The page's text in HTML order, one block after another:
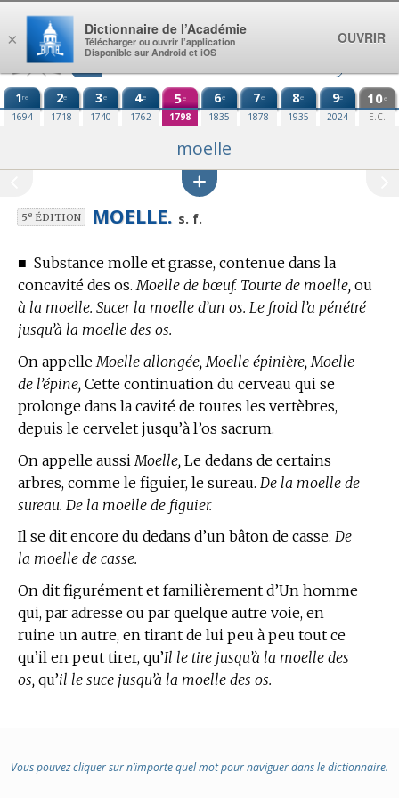
Aller au contenu
1re
1694
2e
1718
3e
1740
4e
1762
5e
1798
6e
1835
7e
1878
8e
1935
9e
2024
10e
E.C.
moelle
5eÉDITION MOELLE. s. f.
■ Substance molle et grasse, contenue dans la
concavité des os. Moelle de bœuf. Tourte de moelle, ou
à la moelle. Sucer la moelle d’un os. Le froid l’a pénétré
jusqu’à la moelle des os.
On appelle Moelle allongée, Moelle épinière, Moelle
de l’épine, Cette continuation du cerveau qui se
prolonge dans la cavité de toutes les vertèbres,
depuis le cervelet jusqu’à l’os sacrum.
On appelle aussi Moelle, Le dedans de certains
arbres, comme le figuier, le sureau. De la moelle de
sureau. De la moelle de figuier.
Il se dit encore du dedans d’un bâton de casse. De
la moelle de casse.
On dit figurément et familièrement d’Un homme
qui, par adresse ou par quelque autre voie, en
ruine un autre, en tirant de lui peu à peu tout ce
qu’il en peut tirer, qu’Il le tire jusqu’à la moelle des
os, qu’il le suce jusqu’à la moelle des os.
Vous pouvez cliquer sur n’importe quel mot pour naviguer dans le dictionnaire.
×
Dictionnaire de l’Académie
Télécharger ou ouvrir l’application
Disponible sur Android et iOS
OUVRIR